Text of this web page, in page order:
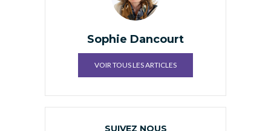
Sophie Dancourt
VOIR TOUS LES ARTICLES
SUIVEZ NOUS